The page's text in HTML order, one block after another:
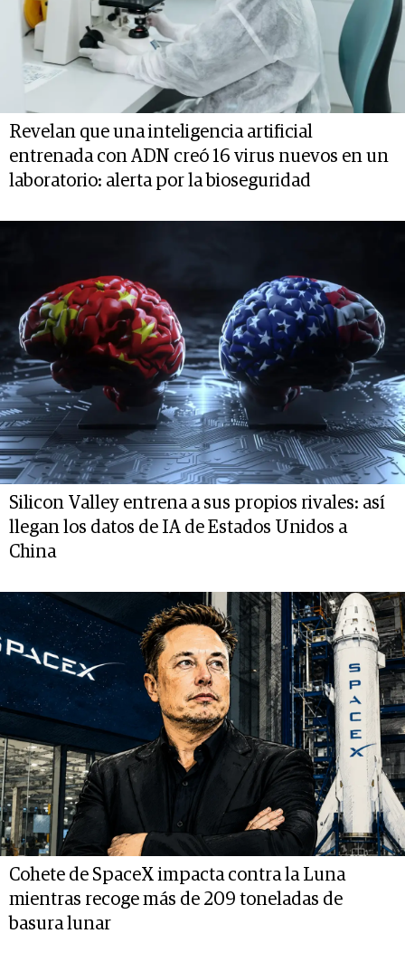
Revelan que una inteligencia artificial
entrenada con ADN creó 16 virus nuevos en un
laboratorio: alerta por la bioseguridad
Silicon Valley entrena a sus propios rivales: así
llegan los datos de IA de Estados Unidos a
China
Cohete de SpaceX impacta contra la Luna
mientras recoge más de 209 toneladas de
basura lunar